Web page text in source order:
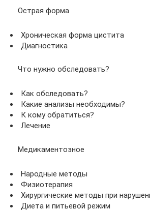
Острая форма
Хроническая форма цистита
Диагностика
Что нужно обследовать?
Как обследовать?
Какие анализы необходимы?
К кому обратиться?
Лечение
Медикаментозное
Народные методы
Физиотерапия
Хирургические методы при
Диета и питьевой режим